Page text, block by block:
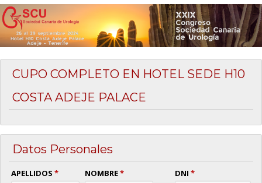
CUPO COMPLETO EN HOTEL SEDE H10
COSTA ADEJE PALACE
Datos Personales
APELLIDOS* NOMBRE* DNI*